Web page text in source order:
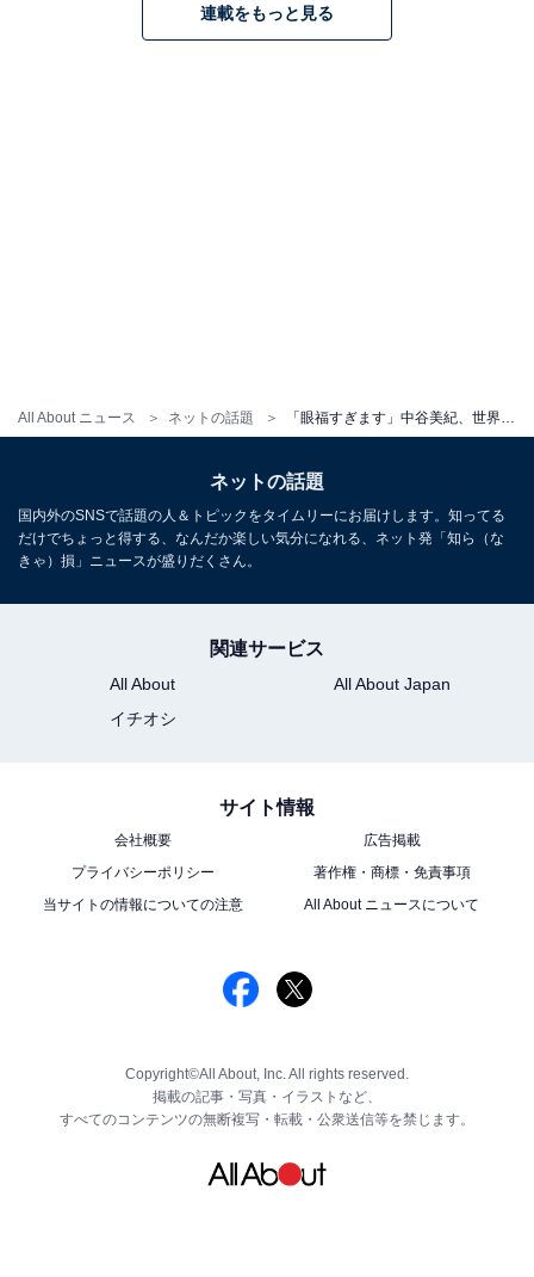
All About ニュース ネットの話題
連載をもっと見る
ネットの話題
国内外のSNSで話題の人＆トピックをタイムリーにお届けします。知ってる
だけでちょっと得する、なんだか楽しい気分になれる、ネット発「知ら（な
きゃ）損」ニュースが盛りだくさん。
関連サービス
All About
All About Japan
イチオシ
サイト情報
会社概要
広告掲載
プライバシーポリシー
著作権・商標・免責事項
当サイトの情報についての注意
All About ニュースについて
Copyright©All About, Inc. All rights reserved.
掲載の記事・写真・イラストなど、
すべてのコンテンツの無断複写・転載・公衆送信等を禁じます。